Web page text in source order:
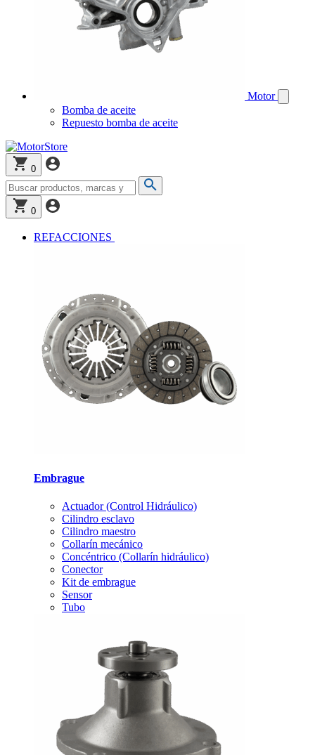
Motor
Bomba de aceite
Repuesto bomba de aceite
0
0
REFACCIONES
Embrague
Actuador (Control Hidráulico)
Cilindro esclavo
Cilindro maestro
Collarín mecánico
Concéntrico (Collarín hidráulico)
Conector
Kit de embrague
Sensor
Tubo